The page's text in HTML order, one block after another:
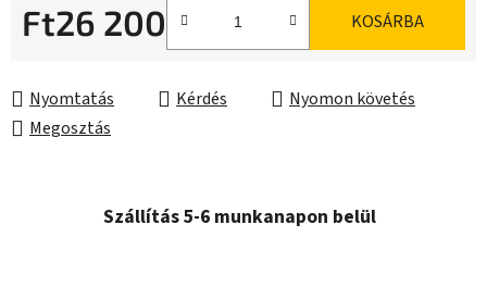
Ft26 200 KOSÁRBA
Nyomtatás Kérdés
Nyomon követés
Megosztás
Szállítás 5-6 munkanapon belül